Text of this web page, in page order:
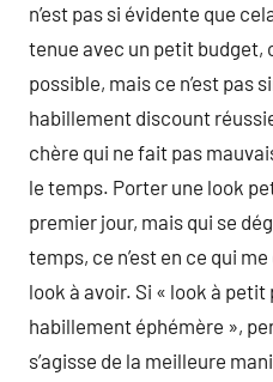
n’est pas si évidente que
tenue avec un petit budget,
possible, mais ce n’est pas
habillement discount
chère qui ne fait pas
le temps. Porter une look
premier jour, mais qui se
temps, ce n’est en ce qui
look à avoir. Si « look à petit
habillement éphémère »,
s’agisse de la meilleure